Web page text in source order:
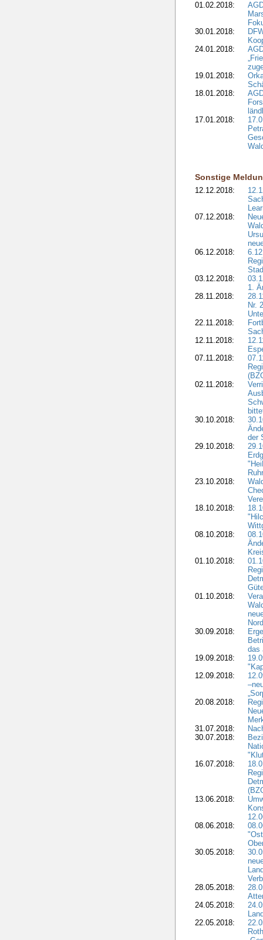
01.02.2018:
30.01.2018:
24.01.2018:
19.01.2018:
18.01.2018:
17.01.2018:
Sonstige
12.12.2018:
07.12.2018:
06.12.2018:
03.12.2018:
1.
28.11.2018:
Nr.
22.11.2018:
12.11.2018:
07.11.2018:
02.11.2018:
30.10.2018:
der
29.10.2018:
23.10.2018:
18.10.2018:
08.10.2018:
01.10.2018:
01.10.2018:
30.09.2018:
das
19.09.2018:
12.09.2018:
20.08.2018:
31.07.2018:
30.07.2018:
16.07.2018:
13.06.2018:
08.06.2018:
30.05.2018:
28.05.2018:
24.05.2018:
22.05.2018: